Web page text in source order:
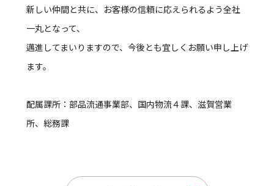
新しい仲間と共に、お客様の信頼に応えられるよう全社
一丸となって、
邁進してまいりますので、今後とも宜しくお願い申し上げ
ます。
配属課所：部品流通事業部、国内物流４課、滋賀営業
所、総務課